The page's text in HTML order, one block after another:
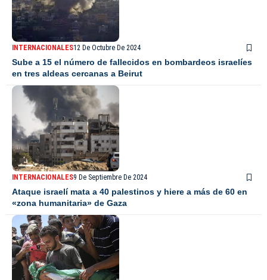
INTERNACIONALES12 De Octubre De 2024
Sube a 15 el número de fallecidos en bombardeos israelíes
en tres aldeas cercanas a Beirut
INTERNACIONALES9 De Septiembre De 2024
Ataque israelí mata a 40 palestinos y hiere a más de 60 en
«zona humanitaria» de Gaza